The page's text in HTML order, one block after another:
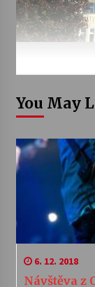
You May
6. 12. 2018
Návštěva z